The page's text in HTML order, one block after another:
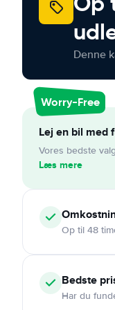
Denne
Worry-Free
Lej en bil med
Vores bedste
Læs mere
Op til 48
Bedste
Har du